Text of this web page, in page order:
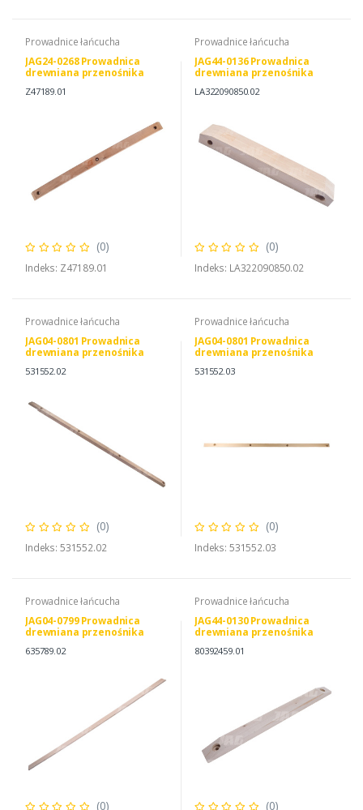
Prowadnice łańcucha
JAG24-0268 Prowadnica
drewniana przenośnika
DEERE
Z47189.01
(0)
Indeks: Z47189.01
Prowadnice łańcucha
JAG44-0136 Prowadnica
drewniana przenośnika
LA322090850.02
(0)
Indeks: LA322090850.02
Prowadnice łańcucha
JAG04-0801 Prowadnica
drewniana przenośnika
531552.02
(0)
Indeks: 531552.02
Prowadnice łańcucha
JAG04-0801 Prowadnica
drewniana przenośnika
0005315520
531552.03
(0)
Indeks: 531552.03
Prowadnice łańcucha
JAG04-0799 Prowadnica
drewniana przenośnika
635789.02
(0)
Prowadnice łańcucha
JAG44-0130 Prowadnica
drewniana przenośnika
80392459.01
(0)